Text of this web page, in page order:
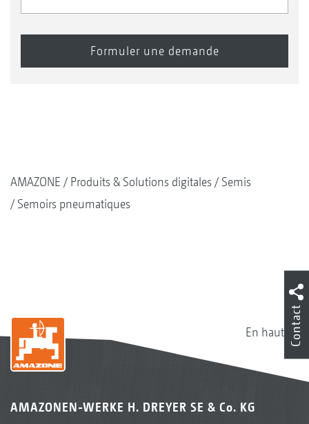
AMAZONE Produits & Solutions digitales
Semis
Semoirs pneumatiques
En haut
AMAZONEN-WERKE H. DREYER SE & Co. KG
Contact